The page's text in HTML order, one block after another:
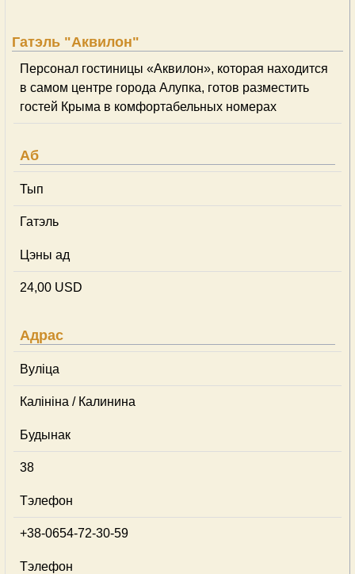
Гатэль "Аквилон"
Персонал гостиницы «Аквилон», которая находится
в самом центре города Алупка, готов разместить
гостей Крыма в комфортабельных номерах
Аб
Тып
Гатэль
Цэны ад
24,00 USD
Адрас
Вуліца
Калініна / Калинина
Будынак
38
Тэлефон
+38-0654-72-30-59
Тэлефон